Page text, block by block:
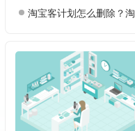
淘宝客计划怎么删除？